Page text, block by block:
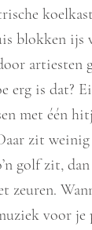
blokken
artiesten
erg is dat?
met één
zit
golf zit,
voor je